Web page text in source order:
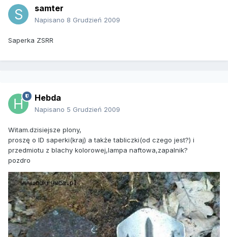
samter
Napisano 8 Grudzień 2009
Saperka ZSRR
Hebda
Napisano 5 Grudzień 2009
Witam.dzisiejsze plony,
proszę o ID saperki(kraj) a także tabliczki(od czego jest?) i
przedmiotu z blachy kolorowej,lampa naftowa,zapalnik?
pozdro